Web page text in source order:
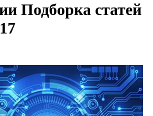
Подборка статей